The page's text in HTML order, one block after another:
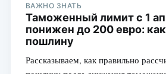
ВАЖНО ЗНАТЬ
Таможенный лимит с 1
понижен до 200 евро:
пошлину
Рассказываем, как правильно